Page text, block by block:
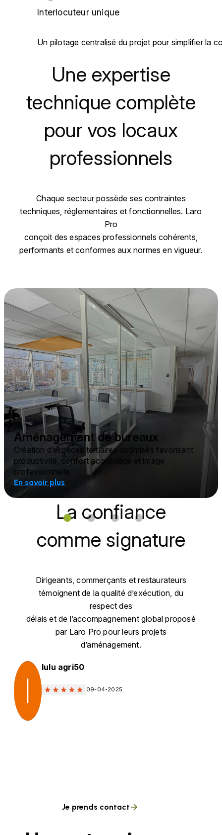
Interlocuteur unique
Un pilotage centralisé du projet pour simplifier la
Une expertise
technique complète
pour vos locaux
professionnels
Chaque secteur possède ses contraintes
techniques, réglementaires et fonctionnelles. Laro
Pro
conçoit des espaces professionnels cohérents,
performants et conformes aux normes en vigueur.
Aménagement de bureaux
Création d’espaces tertiaires optimisés favorisant
productivité, confort acoustique et image
professionnelle.
En savoir plus
La confiance
comme signature
Dirigeants, commerçants et restaurateurs
témoignent de la qualité d’exécution, du
respect des
délais et de l’accompagnement global proposé
par Laro Pro pour leurs projets
d’aménagement.
lulu agri50
09-04-2025
Je prends contact